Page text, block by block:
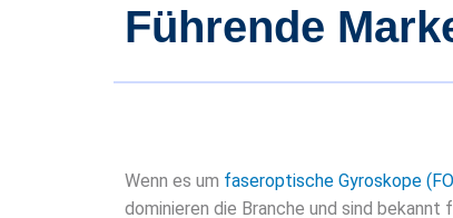
Führende
Wenn es um faseroptische Gyroskope
dominieren die Branche und sind